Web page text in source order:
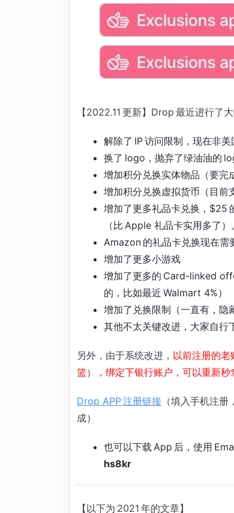
【2022.11 更新】Drop 最近进行了
解除了 IP 访问限制，现在非美
换了 logo，抛弃了绿油油的
增加积分兑换实体物品（要完
增加积分兑换虚拟货币（目前
增加了更多礼品卡兑换，$25
（比 Apple 礼品卡实用多了）。
Amazon 的礼品卡兑换现在需
增加了更多小游戏
增加了更多的 Card-linked
的，比如最近 Walmart 4%）
增加了兑换限制（一直有，隐
其他不太关键改进，大家自行
另外，由于系统改进， 以前注册的
篮），绑定下银行账户，可以重新秒
Drop APP 注册链接 （填入手机注
成）
也可以下载 App 后，使用
hs8kr
【以下为 2021 年的文章】